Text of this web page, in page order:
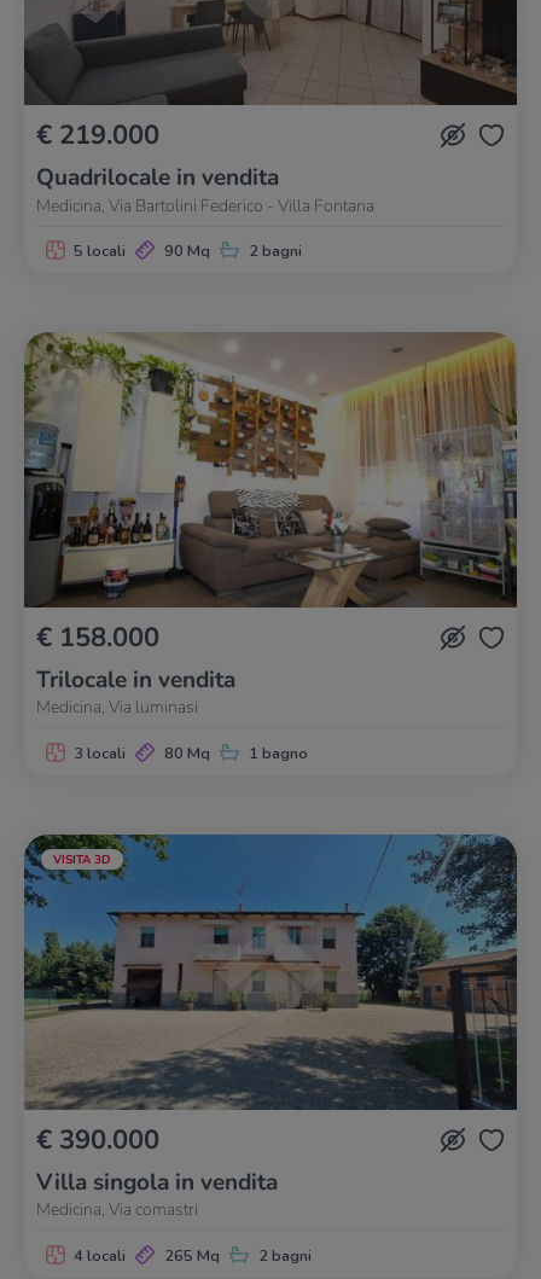
€ 219.000
Quadrilocale in vendita
Medicina, Via Bartolini Federico - Villa Fontana
5 locali 90 Mq 2 bagni
€ 158.000
Trilocale in vendita
Medicina, Via luminasi
3 locali 80 Mq 1 bagno
VISITA 3D
€ 390.000
Villa singola in vendita
Medicina, Via comastri
4 locali 265 Mq 2 bagni